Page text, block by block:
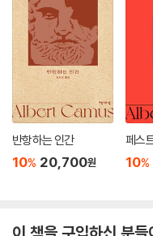
서 박탈하는 것일 것이다”라
를 부여한 사건은 1916년
e)이다. 테드 보이척(Ted
데 결국 가족 중에 유일하게
내린다')은 바로 이 엄청난 화
날던 새들조차도 속절없이 땅
둔자로 남았다. 다른 등장인물
지만, 이 진실은 그가 최근에
반항하는 인간
10% 20,700원
페스
10%